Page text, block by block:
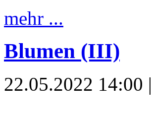
mehr ...
Blumen (III)
22.05.2022 14:00 |